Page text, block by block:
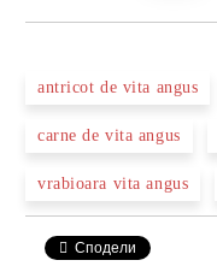
antricot de vita angus
carne de vita angus
vrabioara vita angus
Сподели